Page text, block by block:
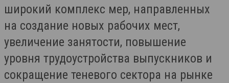
широкий комплекс мер, направленных
на создание новых рабочих мест,
увеличение занятости, повышение
уровня трудоустройства выпускников и
сокращение теневого сектора на рынке